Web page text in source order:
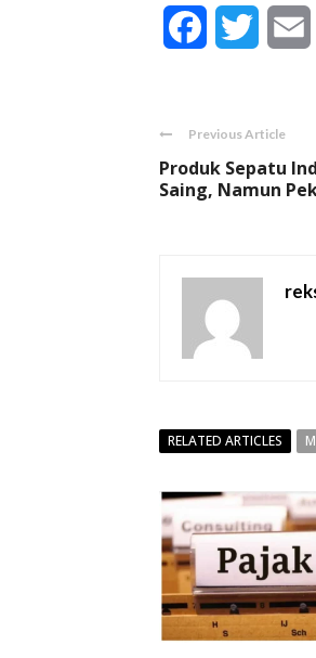
FacebookTwitter
Previous Article
Produk Sepatu
Saing, Namun
RELATED ARTICLES